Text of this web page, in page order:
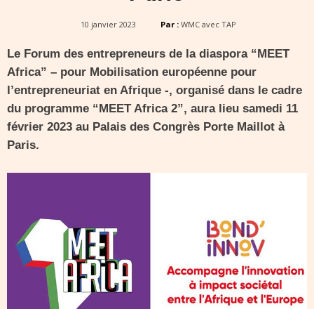
10 janvier 2023 Par : WMC avec TAP
Le Forum des entrepreneurs de la diaspora “MEET
Africa” – pour Mobilisation européenne pour
l’entrepreneuriat en Afrique -, organisé dans le cadre
du programme “MEET Africa 2”, aura lieu samedi 11
février 2023 au Palais des Congrès Porte Maillot à
Paris.